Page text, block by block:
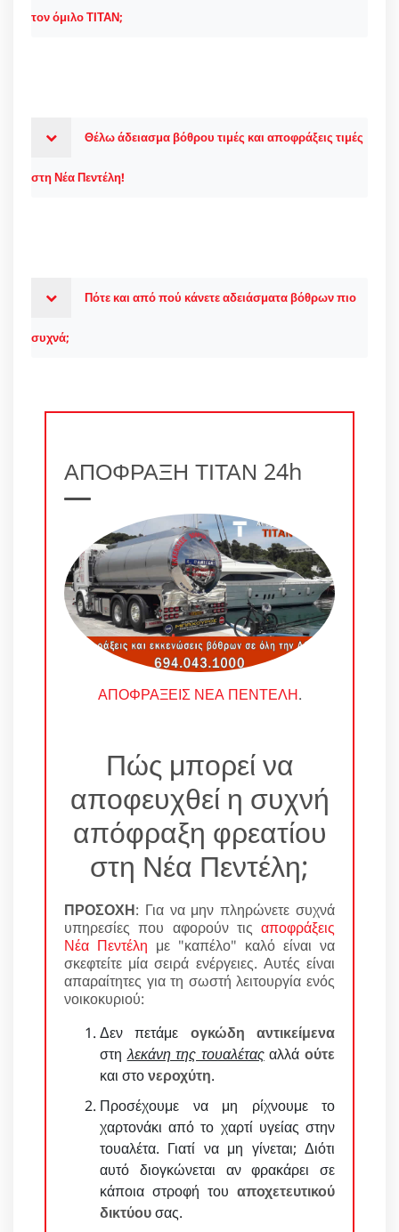
τον όμιλο ΤΙΤΑΝ;
Θέλω άδειασμα βόθρου τιμές και αποφράξεις τιμές
στη Νέα Πεντέλη!
Πότε και από πού κάνετε αδειάσματα βόθρων πιο
συχνά;
ΑΠΟΦΡΑΞΗ ΤΙΤΑΝ 24h
ΑΠΟΦΡΑΞΕΙΣ ΝΕΑ ΠΕΝΤΕΛΗ.
Πώς μπορεί να
αποφευχθεί η συχνή
απόφραξη φρεατίου
στη Νέα Πεντέλη;
ΠΡΟΣΟΧΗ: Για να μην πληρώνετε συχνά
υπηρεσίες που αφορούν τις αποφράξεις
Νέα Πεντέλη με "καπέλο" καλό είναι να
σκεφτείτε μία σειρά ενέργειες. Αυτές είναι
απαραίτητες για τη σωστή λειτουργία ενός
νοικοκυριού:
Δεν πετάμε ογκώδη αντικείμενα
στηλεκάνη της τουαλέταςαλλάούτε
και στονεροχύτη.
Προσέχουμε να μη ρίχνουμε το
χαρτονάκι από το χαρτί υγείας στην
τουαλέτα. Γιατί να μη γίνεται; Διότι
αυτό διογκώνεται αν φρακάρει σε
κάποια στροφή του αποχετευτικού
δικτύουσας.